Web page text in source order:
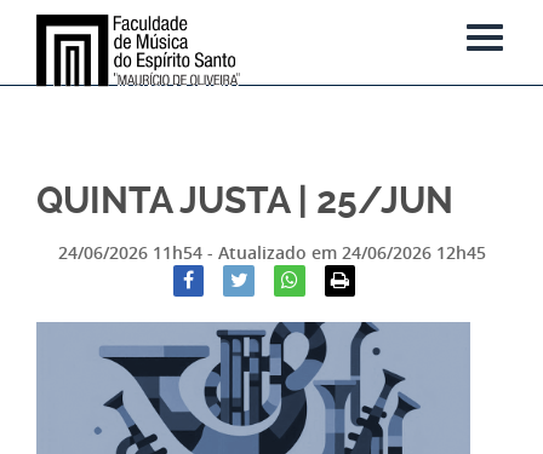
QUINTA JUSTA | 25/JUN
24/06/2026 11h54 - Atualizado em 24/06/2026 12h45